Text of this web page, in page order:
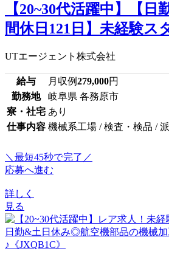
【20~30代活躍中】【日
間休日121日】未経験ス
UTエージェント株式会社
給与 月収例279,000円
勤務地
岐阜県 各務原市
寮・社宅 あり
仕事内容 機械系工場 / 検査・検品 /
＼最短45秒で完了／
応募へ進む
詳しく
見る